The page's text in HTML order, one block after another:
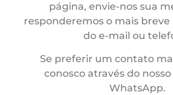
página, envie-nos sua
responderemos o mais breve
do e-mail ou
Se preferir um contato
conosco através do
WhatsApp.